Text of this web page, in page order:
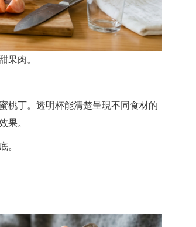
果肉。
桃丁。透明杯能清楚呈現不同食材的
果。
。